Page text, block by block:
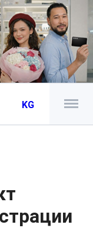
KG